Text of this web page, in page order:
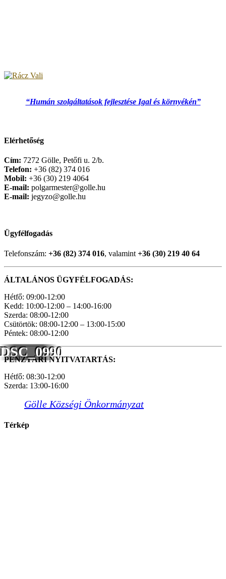
DSC_0990
“Humán szolgáltatások fejlesztése Igal és környékén”
Elérhetőség
Cím: 7272 Gölle, Petőfi u. 2/b.
Telefon: +36 (82) 374 016
Mobil: +36 (30) 219 4064
E-mail: polgarmester@golle.hu
E-mail: jegyzo@golle.hu
Ügyfélfogadás
Telefonszám: +36 (82) 374 016, valamint +36 (30) 219 40 64
ÁLTALÁNOS ÜGYFÉLFOGADÁS:
Hétfő: 09:00-12:00
Kedd: 10:00-12:00 – 14:00-16:00
Szerda: 08:00-12:00
Csütörtök: 08:00-12:00 – 13:00-15:00
Péntek: 08:00-12:00
PÉNZTÁRI NYITVATARTÁS:
Hétfő: 08:30-12:00
Szerda: 13:00-16:00
Gölle Községi Önkormányzat
Térkép